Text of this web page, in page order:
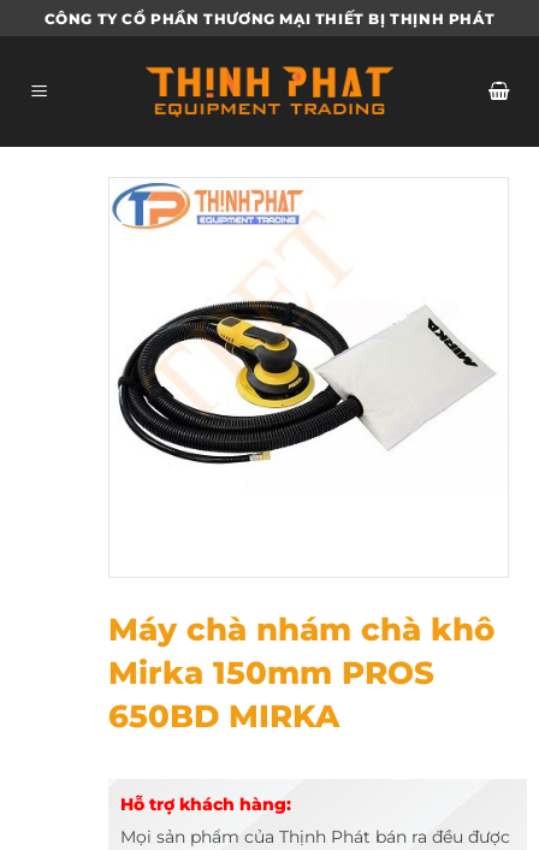
qua
dung
CÔNG TY CỔ PHẦN THƯƠNG MẠI THIẾT BỊ THỊNH PHÁT
Máy chà nhám chà khô
Mirka 150mm PROS
650BD MIRKA
Hỗ trợ khách hàng:
Mọi sản phẩm của Thịnh Phát bán ra đều được